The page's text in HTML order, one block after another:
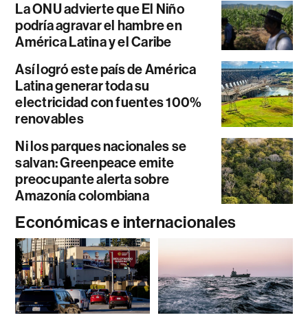
La ONU advierte que El Niño
podría agravar el hambre en
América Latina y el Caribe
Así logró este país de América
Latina generar toda su
electricidad con fuentes 100%
renovables
Ni los parques nacionales se
salvan: Greenpeace emite
preocupante alerta sobre
Amazonía colombiana
Económicas e internacionales